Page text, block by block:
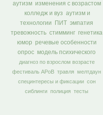
аутизм
изменения с возрастом
колледж и вуз аутизм и
технологии
ПИТ
эмпатия
тревожность стимминг генетика
юмор
речевые особенности
опрос модель психического
диагноз по взрослом возрасте
фестиваль АРоВ травля мелтдаун
специнтересы и фиксации сон
сиблинги полиция тесты